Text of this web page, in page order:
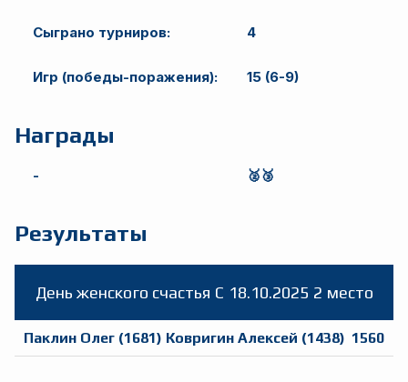
Сыграно турниров: 4
Игр (победы-поражения): 15 (6-9)
Награды
- 🥈🥉
Результаты
День женского счастья C 18.10.2025 2 место
Паклин Олег (1681) Ковригин Алексей (1438) 1560